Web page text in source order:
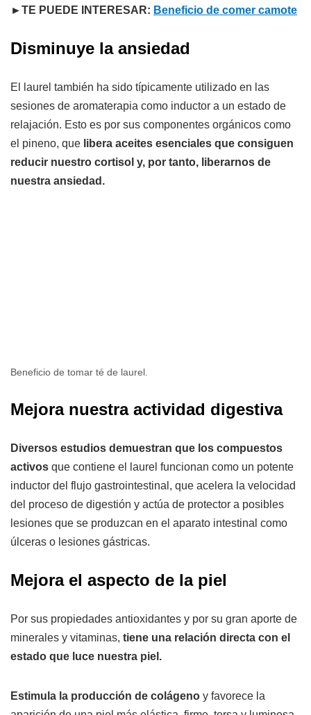
►TE PUEDE INTERESAR: Beneficio de comer camote
Disminuye la ansiedad
El laurel también ha sido típicamente utilizado en las
sesiones de aromaterapia como inductor a un estado de
relajación. Esto es por sus componentes orgánicos como
el pineno, que libera aceites esenciales que consiguen
reducir nuestro cortisol y, por tanto, liberarnos de
nuestra ansiedad.
Beneficio de tomar té de laurel.
Mejora nuestra actividad digestiva
Diversos estudios demuestran que los compuestos
activos que contiene el laurel funcionan como un potente
inductor del flujo gastrointestinal, que acelera la velocidad
del proceso de digestión y actúa de protector a posibles
lesiones que se produzcan en el aparato intestinal como
úlceras o lesiones gástricas.
Mejora el aspecto de la piel
Por sus propiedades antioxidantes y por su gran aporte de
minerales y vitaminas, tiene una relación directa con el
estado que luce nuestra piel.
Estimula la producción de colágeno y favorece la